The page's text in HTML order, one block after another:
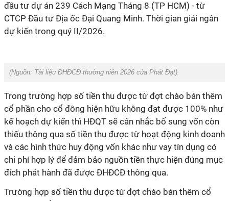
đầu tư dự án 239 Cách Mạng Tháng 8 (TP HCM) - từ
CTCP Đầu tư Địa ốc Đại Quang Minh. Thời gian giải ngân
dự kiến trong quý II/2026.
(Nguồn: Tài liệu ĐHĐCĐ thường niên 2026 của Phát Đạt).
Trong trường hợp số tiền thu được từ đợt chào bán thêm
cổ phần cho cổ đông hiện hữu không đạt được 100% như
kế hoạch dự kiến thì HĐQT sẽ cân nhắc bổ sung vốn còn
thiếu thông qua số tiền thu được từ hoạt động kinh doanh
và các hình thức huy động vốn khác như vay tín dụng có
chi phí hợp lý để đảm bảo nguồn tiền thực hiện đúng mục
đích phát hành đã được ĐHĐCĐ thông qua.
Trường hợp số tiền thu được từ đợt chào bán thêm cổ